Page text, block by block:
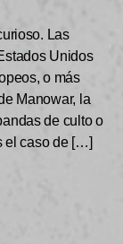
Las
Unidos
o más
Manowar, la
de culto o
el caso de […]